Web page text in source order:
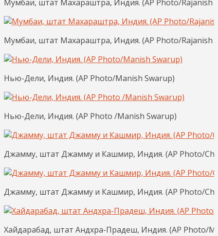
Мумбаи, штат Махараштра, Индия. (AP Photo/Rajanish
Мумбаи, штат Махараштра, Индия. (AP Photo/Rajanish
Нью-Дели, Индия. (AP Photo/Manish Swarup)
Нью-Дели, Индия. (AP Photo /Manish Swarup)
Джамму, штат Джамму и Кашмир, Индия. (AP Photo/
Джамму, штат Джамму и Кашмир, Индия. (AP Photo/
Хайдарабад, штат Андхра-Прадеш, Индия. (AP Photo/